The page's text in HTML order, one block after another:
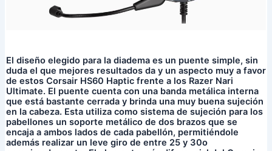
El diseño elegido para la diadema es un puente simple, sin
duda el que mejores resultados da y un aspecto muy a favor
de estos Corsair HS60 Haptic frente a los Razer Nari
Ultimate. El puente cuenta con una banda metálica interna
que está bastante cerrada y brinda una muy buena sujeción
en la cabeza. Esta utiliza como sistema de sujeción para los
pabellones un soporte metálico de dos brazos que se
encaja a ambos lados de cada pabellón, permitiéndole
además realizar un leve giro de entre 25 y 30o